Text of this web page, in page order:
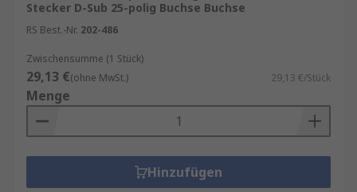
Stecker D-Sub 25-polig Buchse Buchse
RS Best.-Nr. 202-486
Zwischensumme (1 Stück)
29,13 €(ohne MwSt.) 29,13 €/Stück
Menge
Hinzufügen